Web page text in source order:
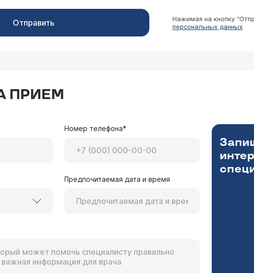
Отправить Нажимая на кнопку
персональных данных
ПРИЕМ
Номер телефона*
Предпочитаемая дата и время